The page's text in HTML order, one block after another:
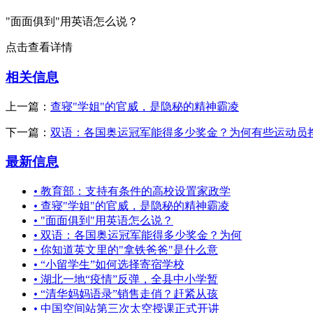
"面面俱到"用英语怎么说？
点击查看详情
相关信息
上一篇： 查寝"学姐"的官威，是隐秘的精神霸凌
下一篇： 双语：各国奥运冠军能得多少奖金？为何有些运动员
最新信息
• 教育部：支持有条件的高校设置家政学
• 查寝"学姐"的官威，是隐秘的精神霸凌
• "面面俱到"用英语怎么说？
• 双语：各国奥运冠军能得多少奖金？为何
• 你知道英文里的"拿铁爸爸"是什么意
• “小留学生”如何选择寄宿学校
• 湖北一地“疫情”反弹，全县中小学暂
• “清华妈妈语录”销售走俏？赶紧从孩
• 中国空间站第三次太空授课正式开讲